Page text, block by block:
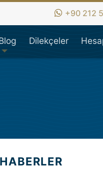
+90 212
Dilekçeler
HABERLER